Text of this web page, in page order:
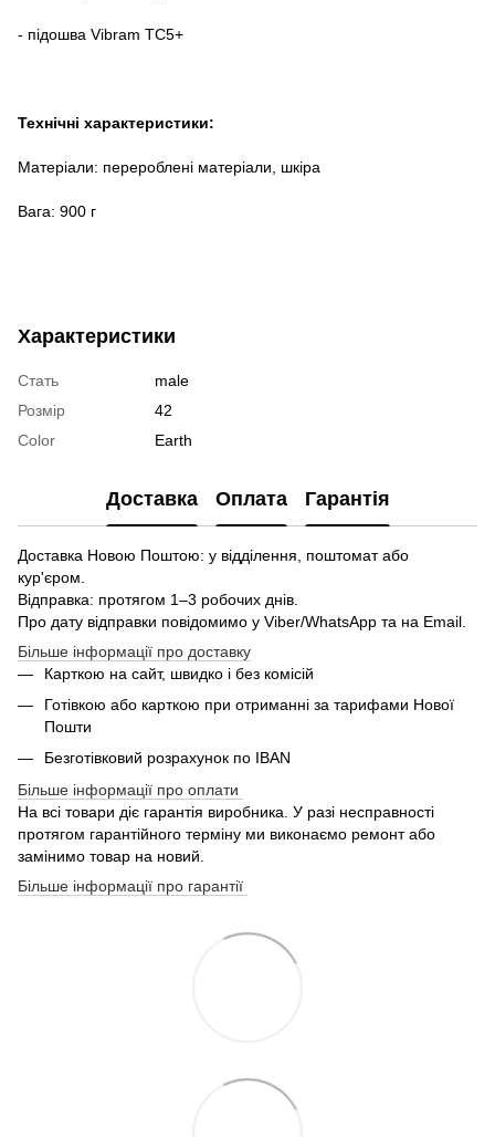
- підошва Vibram TC5+
Технічні характеристики:
Матеріали: перероблені матеріали, шкіра
Вага: 900 г
Характеристики
Стать
male
Розмір
42
Color
Earth
Доставка Оплата Гарантія
Доставка Новою Поштою: у відділення, поштомат або
кур'єром.
Відправка: протягом 1–3 робочих днів.
Про дату відправки повідомимо у Viber/WhatsApp та на Email.
Більше інформації про доставку
Карткою на сайт, швидко і без комісій
Готівкою або карткою при отриманні за тарифами Нової
Пошти
Безготівковий розрахунок по IBAN
Більше інформації про оплати
На всі товари діє гарантія виробника. У разі несправності
протягом гарантійного терміну ми виконаємо ремонт або
замінимо товар на новий.
Більше інформації про гарантії